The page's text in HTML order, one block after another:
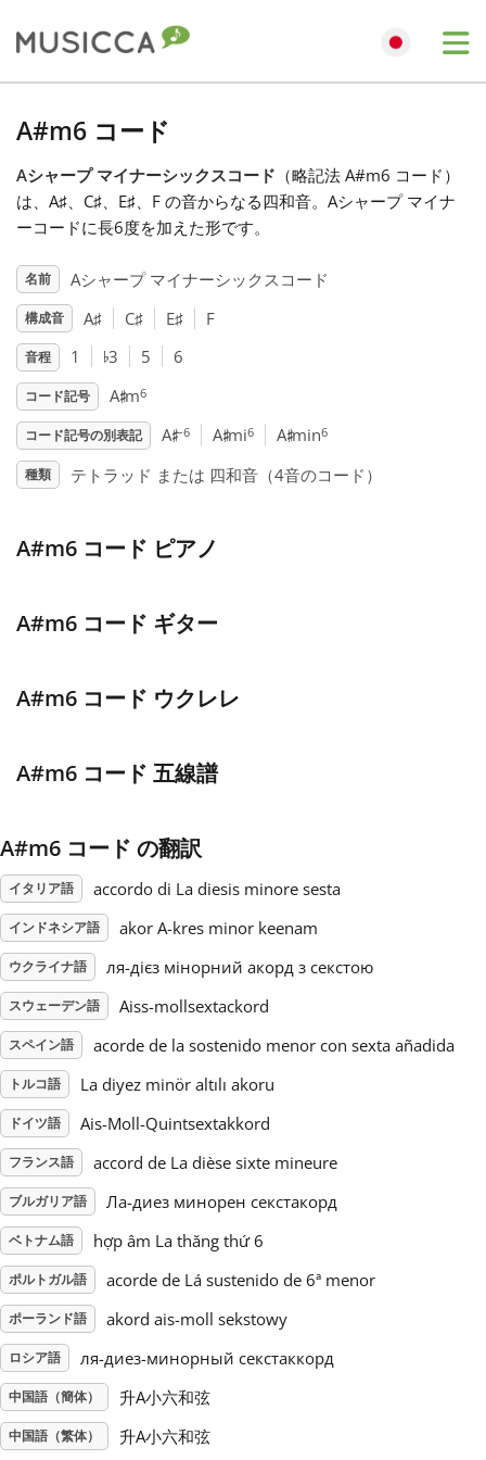
Български
Deutsch
English
Polski
Português
Русский
Svenska
Tiếng Việt
Türkçe
Українська
简体中文
繁體中文
A#m6 コード
Aシャープ マイナーシックスコード （略記法 A#m6 コード）
は、A♯、C♯、E♯、F の音からなる四和音。Aシャープ マイナ
ーコードに長6度を加えた形です。
名前 Aシャープ マイナーシックスコード
構成音 A♯ C♯ E♯ F
音程 1 ♭3 5 6
コード記号 A♯m6
コード記号の別表記 A♯–6 A♯mi6 A♯min6
種類 テトラッド または 四和音（4音のコード）
A#m6 コード ピアノ
A#m6 コード ギター
A#m6 コード ウクレレ
A#m6 コード 五線譜
A#m6 コード の翻訳
イタリア語 accordo di La diesis minore sesta
インドネシア語 akor A-kres minor keenam
ウクライナ語 ля-дієз мінорний акорд з секстою
スウェーデン語 Aiss-mollsextackord
スペイン語 acorde de la sostenido menor con sexta añadida
トルコ語 La diyez minör altılı akoru
ドイツ語 Ais-Moll-Quintsextakkord
フランス語 accord de La dièse sixte mineure
ブルガリア語 Ла-диез минорен секстакорд
ベトナム語 hợp âm La thăng thứ 6
ポルトガル語 acorde de Lá sustenido de 6ª menor
ポーランド語 akord ais-moll sekstowy
ロシア語 ля-диез-минорный секстаккорд
中国語（簡体） 升A小六和弦
中国語（繁体） 升A小六和弦